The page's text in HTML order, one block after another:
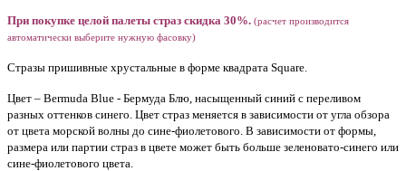
При покупке целой палеты страз скидка 30%. (расчет производится
автоматически выберите нужную фасовку)
Стразы пришивные хрустальные в форме квадрата Square.
Цвет – Bermuda Blue - Бермуда Блю, насыщенный синий с переливом
разных оттенков синего. Цвет страз меняется в зависимости от угла обзора
от цвета морской волны до сине-фиолетового. В зависимости от формы,
размера или партии страз в цвете может быть больше зеленовато-синего или
сине-фиолетового цвета.